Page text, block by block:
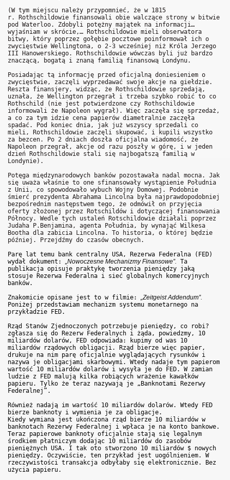
(W tym miejscu należy przypomnieć, że w 1815
r. Rothschildowie finansowali obie walczące strony w bitwie
pod Waterloo. Zdobyli potężny majątek na informacji…
wyjaśniam w skrócie,… Rothschildowie mieli obserwatora
bitwy, który poprzez gołębie pocztowe poinformował ich o
zwycięstwie Wellingtona, o 2-3 wcześniej niż Króla Jerzego
III Hanowerskiego. Rothschildowie wówczas byli już bardzo
znaczącą, bogatą i znaną familią finansową Londynu.
Posiadając tą informację przed oficjalną doniesieniem o
zwycięstwie, zaczęli wyprzedawać swoje akcje na giełdzie.
Reszta finansjery, widząc, że Rothschildowie sprzedają,
uznała, że Wellington przegrał i trzeba szybko robić to co
Rothschild (nie jest potwierdzone czy Rothschildowie
informowali że Napoleon wygrał). Więc zaczęła się sprzedaż,
a co za tym idzie cena papierów diametralnie zaczęła
spadać. Pod koniec dnia, jak już wszyscy sprzedali co
mieli, Rothschildowie zaczęli skupować, i kupili wszystko
za bezcen. Po 2 dniach doszła oficjalna wiadomość, że
Napoleon przegrał, akcje od razu poszły w górę, i w jeden
dzień Rothschildowie stali się najbogatszą familią w
Londynie).
Potęga międzynarodowych banków pozostawała nadal mocna. Jak
się uważa właśnie to one sfinansowały wystąpienie Południa
z Unii, co spowodowało wybuch Wojny Domowej. Podobnie
śmierć prezydenta Abrahama Lincolna była najprawdopodobniej
bezpośrednim następstwem tego, że odmówił on przyjęcia
oferty złożonej przez Rotschildów i dotyczącej finansowania
Północy. Wedle tych ustaleń Rotschildowie działali poprzez
Judaha P.Benjamina, agenta Południa, by wynająć Wilkesa
Bootha dla zabicia Lincolna. To historia, o której będzie
później. Przejdźmy do czasów obecnych.
Parę lat temu bank centralny USA, Rezerwa Federalna (FED)
wydał dokument: „Nowoczesne Mechanizmy Finansowe”. Ta
publikacja opisuje praktykę tworzenia pieniędzy jaką
stosuje Rezerwa Federalna i sieć globalnych komercyjnych
banków.
Znakomicie opisane jest to w filmie: „Zeitgeist Addendum”.
Poniżej przedstawiam mechanizm systemu monetarnego na
przykładzie FED.
Rząd Stanów Zjednoczonych potrzebuje pieniędzy, co robi?
zgłasza się do Rezerw Federalnych i żąda, powiedzmy, 10
miliardów dolarów, FED odpowiada: kupimy od was 10
miliardów rządowych obligacji. Rząd bierze więc papier,
drukuje na nim parę oficjalnie wyglądających rysunków i
nazywa je obligacjami skarbowymi. Wtedy nadaje tym papierom
wartość 10 miliardów dolarów i wysyła je do FED. W zamian
ludzie z FED malują kilka robiących wrażenie kawałków
papieru. Tylko że teraz nazywają je „Banknotami Rezerwy
Federalnej”.
Również nadają im wartość 10 miliardów dolarów. Wtedy FED
bierze banknoty i wymienia je za obligacje.
Kiedy wymiana jest ukończona rząd bierze 10 miliardów w
banknotach Rezerwy Federalnej i wpłaca je na konto bankowe.
Teraz papierowe banknoty oficjalnie stają się legalnym
środkiem płatniczym dodając 10 miliardów do zasobów
pieniężnych USA. I tak oto stworzono 10 miliardów $ nowych
pieniędzy. Oczywiście, ten przykład jest uogólnieniem. W
rzeczywistości transakcja odbyłaby się elektronicznie. Bez
użycia papieru.